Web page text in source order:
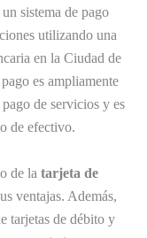
sistema de pago
utilizando una
en la Ciudad de
es ampliamente
de servicios y es
de efectivo.
de la tarjeta de
ventajas. Además,
tarjetas de débito y